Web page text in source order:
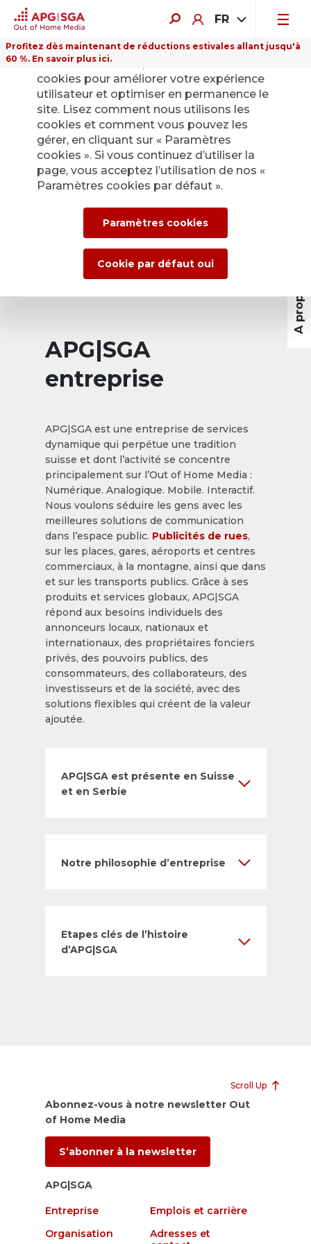
FR
Profitez dès maintenant de réductions estivales allant jusqu'à
60 %. En savoir plus ici.
APG|SGA
entreprise
APG|SGA est une entreprise de services
dynamique qui perpétue une tradition
suisse et dont l’activité se concentre
principalement sur l’Out of Home Media :
Numérique. Analogique. Mobile. Interactif.
Nous voulons séduire les gens avec les
meilleures solutions de communication
dans l’espace public. Publicités de rues,
sur les places, gares, aéroports et centres
commerciaux, à la montagne, ainsi que dans
et sur les transports publics. Grâce à ses
produits et services globaux, APG|SGA
répond aux besoins individuels des
annonceurs locaux, nationaux et
internationaux, des propriétaires fonciers
privés, des pouvoirs publics, des
consommateurs, des collaborateurs, des
investisseurs et de la société, avec des
solutions flexibles qui créent de la valeur
ajoutée.
APG|SGA est présente en Suisse
et en Serbie
Notre philosophie d’entreprise
Etapes clés de l’histoire
d’APG|SGA
A propos de APG|SGA
Scroll Up
Abonnez-vous à notre newsletter Out
of Home Media
S’abonner à la newsletter
APG|SGA
Entreprise
Emplois et carrière
Organisation
Adresses et
Sur ce site Internet, nous utilisons des
cookies pour améliorer votre expérience
utilisateur et optimiser en permanence le
site. Lisez comment nous utilisons les
cookies et comment vous pouvez les
gérer, en cliquant sur « Paramètres
cookies ». Si vous continuez d’utiliser la
page, vous acceptez l’utilisation de nos «
Paramètres cookies par défaut ».
Paramètres cookies
Cookie par défaut oui